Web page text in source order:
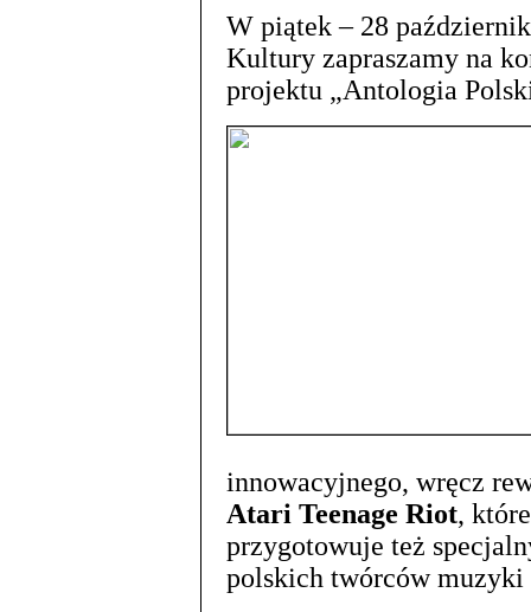
W piątek – 28
Kultury zapraszamy na
projektu „Antologia
innowacyjnego, wręcz
Atari Teenage Riot,
przygotowuje też
polskich twórców